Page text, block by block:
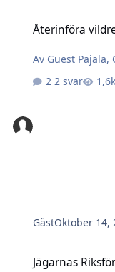
Återinföra
Av Guest Pajala,
2 svar
GästOktober 14,
Jägarnas